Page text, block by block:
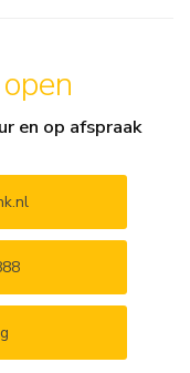
en op afspraak